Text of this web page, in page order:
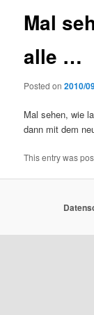
Mal
alle …
Posted on2010/
Mal sehen, wie
dann mit dem
This entry was